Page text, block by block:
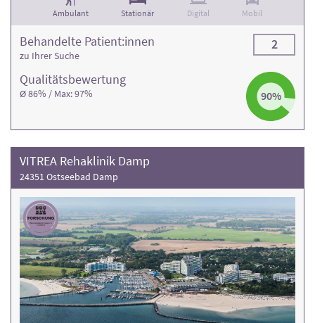
Ambulant Stationär Digital Mobil
Qualitäts­bewertung
Ø 86% / Max: 97% 90%
Behandelte Patient:innen
zu Ihrer Suche
2
VITREA Rehaklinik Damp
24351 Ostseebad Damp